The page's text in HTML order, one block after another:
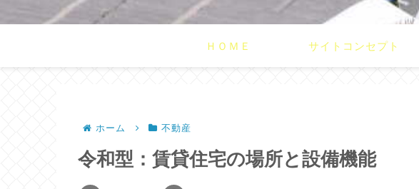
ＨＯＭＥ サイトコンセプト
ホーム 不動産
令和型：賃貸住宅の場所と設備機能